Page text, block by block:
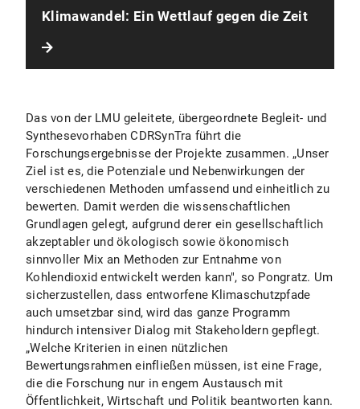
Klimawandel: Ein Wettlauf gegen die Zeit
Das von der LMU geleitete, übergeordnete Begleit- und
Synthesevorhaben CDRSynTra führt die
Forschungsergebnisse der Projekte zusammen. „Unser
Ziel ist es, die Potenziale und Nebenwirkungen der
verschiedenen Methoden umfassend und einheitlich zu
bewerten. Damit werden die wissenschaftlichen
Grundlagen gelegt, aufgrund derer ein gesellschaftlich
akzeptabler und ökologisch sowie ökonomisch
sinnvoller Mix an Methoden zur Entnahme von
Kohlendioxid entwickelt werden kann", so Pongratz. Um
sicherzustellen, dass entworfene Klimaschutzpfade
auch umsetzbar sind, wird das ganze Programm
hindurch intensiver Dialog mit Stakeholdern gepflegt.
„Welche Kriterien in einen nützlichen
Bewertungsrahmen einfließen müssen, ist eine Frage,
die die Forschung nur in engem Austausch mit
Öffentlichkeit, Wirtschaft und Politik beantworten kann.